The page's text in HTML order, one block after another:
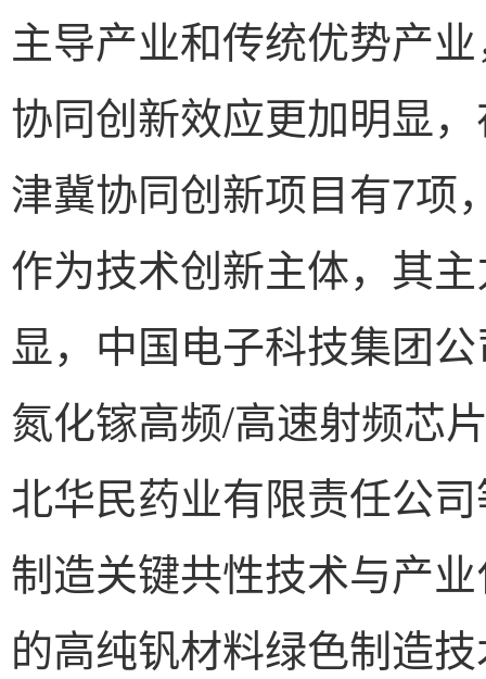
主导产业和传统优势产
协同创新效应更加明显
津冀协同创新项目有7项
作为技术创新主体，其
显，中国电子科技集团
氮化镓高频/高速射频芯
北华民药业有限责任公
制造关键共性技术与产
的高纯钒材料绿色制造